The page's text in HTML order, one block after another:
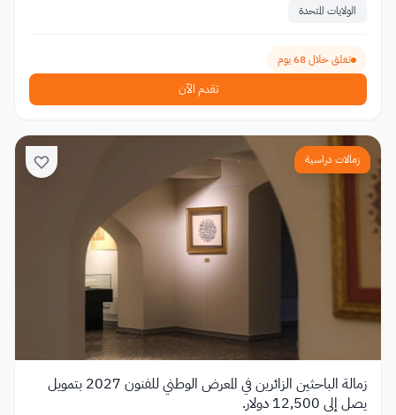
الولايات المتحدة
تغلق خلال 68 يوم
تقدم الآن
زمالات دراسية
زمالة الباحثين الزائرين في المعرض الوطني للفنون 2027 بتمويل
يصل إلى 12,500 دولار.